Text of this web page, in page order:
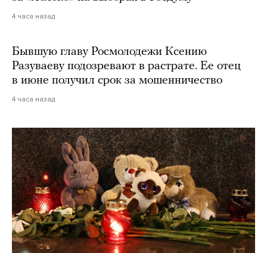
4 часа назад
Бывшую главу Росмолодежи Ксению
Разуваеву подозревают в растрате. Ее отец
в июне получил срок за мошенничество
4 часа назад